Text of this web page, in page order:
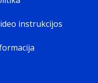
instrukcijos